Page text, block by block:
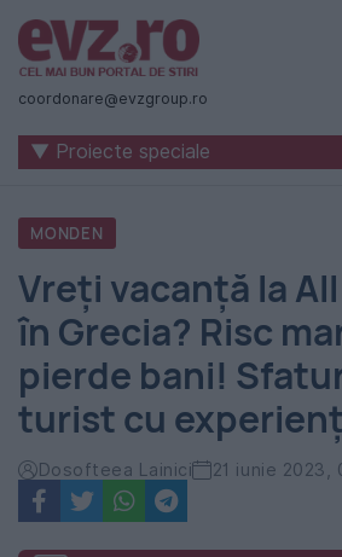
Știri
naționale
internaționale
România
-
Evenimentul
Zilei
coordonare@evzgroup.ro
▼ Proiecte speciale
MONDEN
Vreți vacanță la
în Grecia? Risc
pierde bani!
turist cu
Dosofteea Lainici 21 iunie 2023,